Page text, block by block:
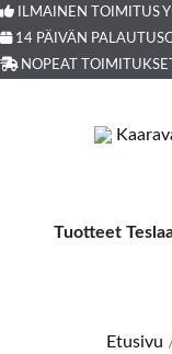
ILMAINEN TOIMITUS
14 PÄIVÄN
NOPEAT
Siirry
sisältöön
Tuotteet
Etusivu
Products
search